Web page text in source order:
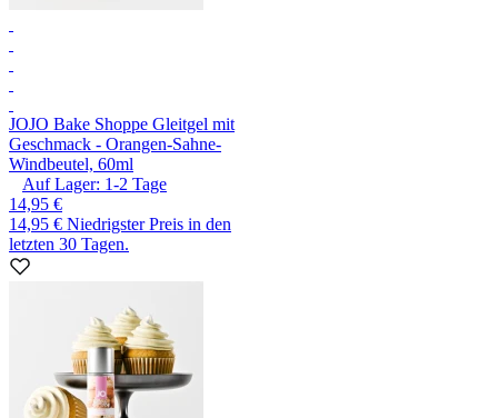
JOJO Bake Shoppe Gleitgel mit
Geschmack - Orangen-Sahne-
Windbeutel, 60ml
Auf Lager: 1-2 Tage
14,95 €
14,95 € Niedrigster Preis in den
letzten 30 Tagen.